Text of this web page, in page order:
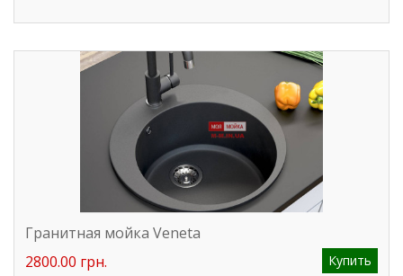
Гранитная мойка Veneta
2800.00 грн.
Купить